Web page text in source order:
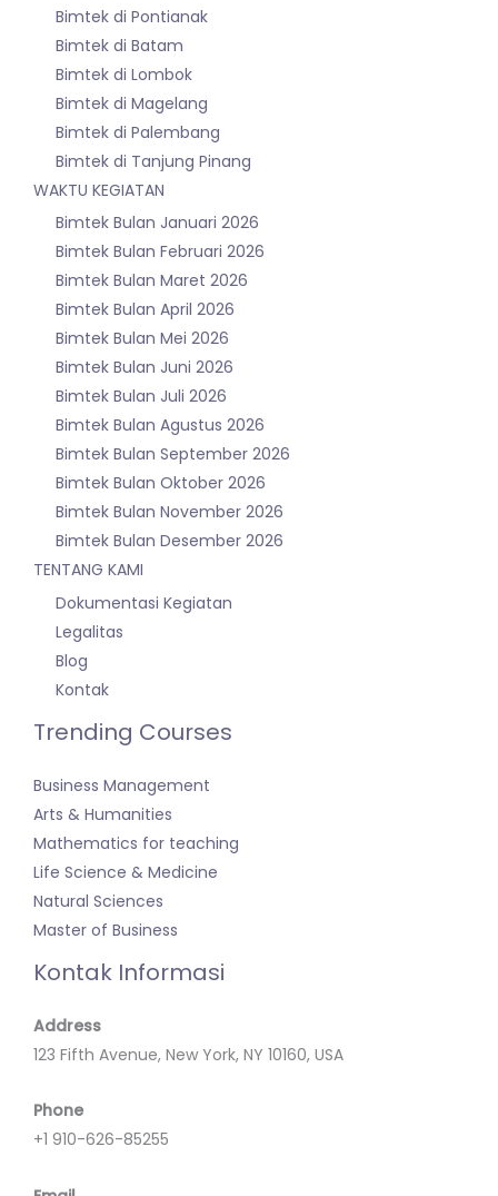
Bimtek di Pontianak
Bimtek di Batam
Bimtek di Lombok
Bimtek di Magelang
Bimtek di Palembang
Bimtek di Tanjung Pinang
WAKTU KEGIATAN
Bimtek Bulan Januari 2026
Bimtek Bulan Februari 2026
Bimtek Bulan Maret 2026
Bimtek Bulan April 2026
Bimtek Bulan Mei 2026
Bimtek Bulan Juni 2026
Bimtek Bulan Juli 2026
Bimtek Bulan Agustus 2026
Bimtek Bulan September 2026
Bimtek Bulan Oktober 2026
Bimtek Bulan November 2026
Bimtek Bulan Desember 2026
TENTANG KAMI
Dokumentasi Kegiatan
Legalitas
Blog
Kontak
Trending Courses
Business Management
Arts & Humanities
Mathematics for teaching
Life Science & Medicine
Natural Sciences
Master of Business
Kontak Informasi
Address
123 Fifth Avenue, New York, NY 10160, USA
Phone
+1 910-626-85255